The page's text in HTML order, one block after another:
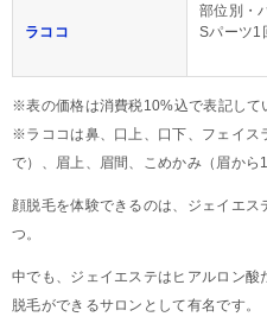
ラココ
部位別・
Sパーツ1
※表の価格は消費税10%込で表記して
※ラココは鼻、口上、口下、フェイス
で）、眉上、眉間、こめかみ（眉から
顔脱毛を体験できるのは、ジェイエ
つ。
中でも、ジェイエステはヒアルロン
脱毛ができるサロンとして有名です。